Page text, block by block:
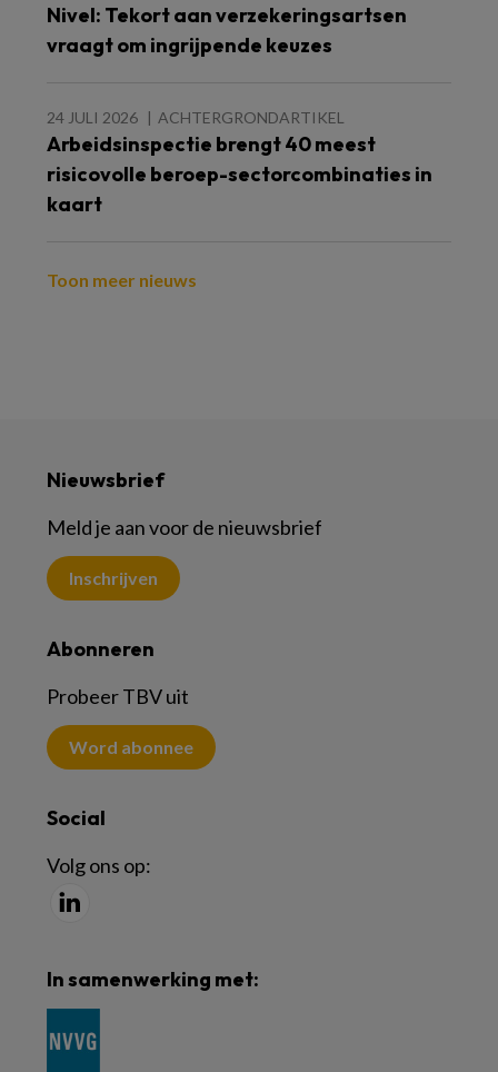
Nivel: Tekort aan verzekeringsartsen
vraagt om ingrijpende keuzes
24 JULI 2026 ACHTERGRONDARTIKEL
Arbeidsinspectie brengt 40 meest
risicovolle beroep-sectorcombinaties in
kaart
Toon meer nieuws
Nieuwsbrief
Meld je aan voor de nieuwsbrief
Inschrijven
Abonneren
Probeer TBV uit
Word abonnee
Social
Volg ons op:
In samenwerking met: